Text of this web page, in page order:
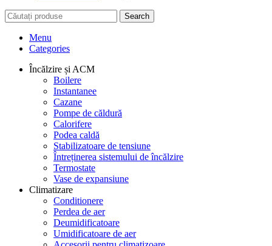
Search
Menu
Categories
Încălzire și ACM
Boilere
Instantanee
Cazane
Pompe de căldură
Calorifere
Podea caldă
Stabilizatoare de tensiune
Întreținerea sistemului de încălzire
Termostate
Vase de expansiune
Climatizare
Conditionere
Perdea de aer
Deumidificatoare
Umidificatoare de aer